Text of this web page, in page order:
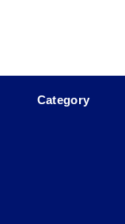
Category